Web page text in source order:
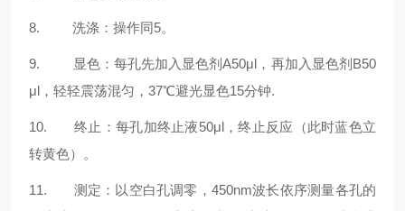
8. 洗涤：操作同5。
9. 显色：每孔先加入显色剂A50μl，再加入显色剂B50
μl，轻轻震荡混匀，37℃避光显色15分钟.
10. 终止：每孔加终止液50μl，终止反应（此时蓝色立
转黄色）。
11. 测定：以空白孔调零，450nm波长依序测量各孔的